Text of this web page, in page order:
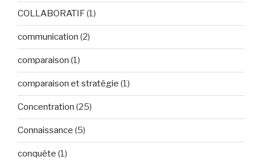
COLLABORATIF(1)
communication (2)
comparaison (1)
comparaison et stratégie (1)
Concentration (25)
Connaissance (5)
conquête (1)